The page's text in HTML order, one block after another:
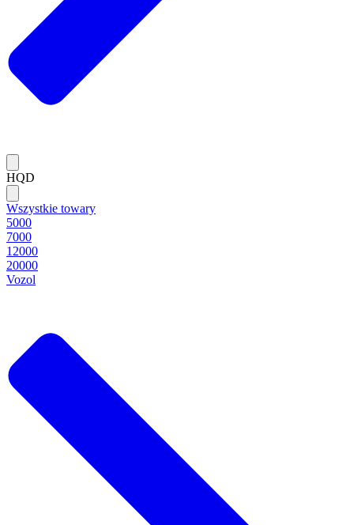
HQD
Wszystkie towary
5000
7000
12000
20000
Vozol